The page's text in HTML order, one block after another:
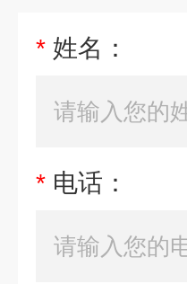
* 姓名：
* 电话：